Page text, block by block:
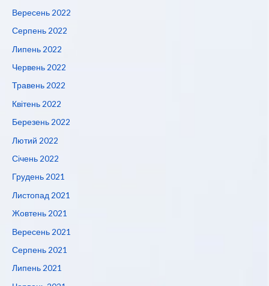
Вересень 2022
Серпень 2022
Липень 2022
Червень 2022
Травень 2022
Квітень 2022
Березень 2022
Лютий 2022
Січень 2022
Грудень 2021
Листопад 2021
Жовтень 2021
Вересень 2021
Серпень 2021
Липень 2021